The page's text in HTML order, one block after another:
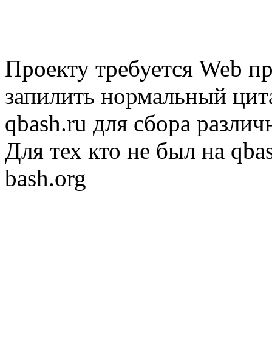
Проекту требуется Web
запилить нормальный
qbash.ru для сбора
Для тех кто не был на
bash.org